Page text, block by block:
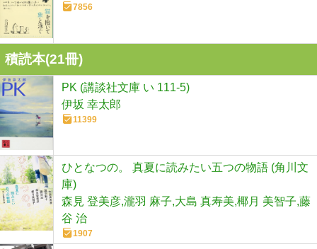
7856
積読本(21冊)
PK (講談社文庫 い 111-5)
伊坂 幸太郎
11399
ひとなつの。 真夏に読みたい五つの物語 (角川文
庫)
森見 登美彦,瀧羽 麻子,大島 真寿美,椰月 美智子,藤
谷 治
1907